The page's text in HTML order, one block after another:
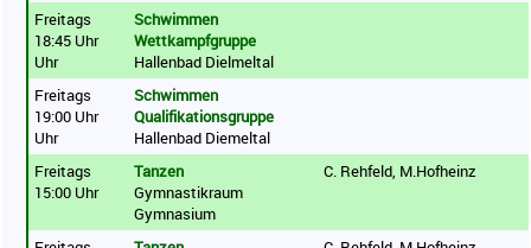
Freitags
18:45 Uhr
Uhr
Schwimmen
Wettkampfgruppe
Hallenbad Dielmeltal
Freitags
19:00 Uhr
Uhr
Schwimmen
Qualifikationsgruppe
Hallenbad Diemeltal
Freitags
15:00 Uhr
Tanzen
Gymnastikraum
Gymnasium
C. Rehfeld, M.Hofheinz